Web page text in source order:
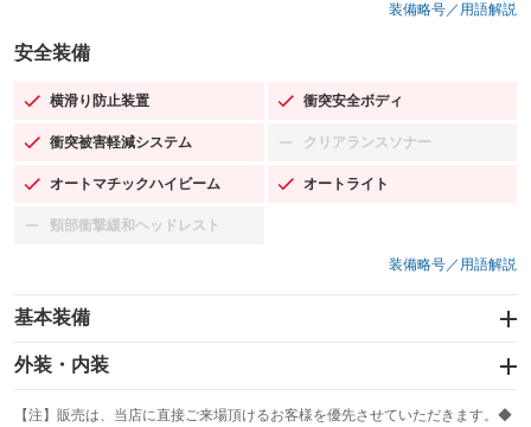
装備略号／用語解説
安全装備
横滑り防止装置
：装備あり 衝突安全ボディ
：装備あり
衝突被害軽減システム
：装備あり クリアランスソナー
：装備なし
オートマチックハイビーム
：装備あり オートライト
：装備あり
頸部衝撃緩和ヘッドレスト
：装備なし
装備略号／用語解説
基本装備
エアバッグ：運転席/助手席/サイド
：装備あり
：装備あり
外装・内装
カーナビ：SDナビ
：装備あり
【注】販売は、当店に直接ご来場頂けるお客様を優先させていただきます。◆